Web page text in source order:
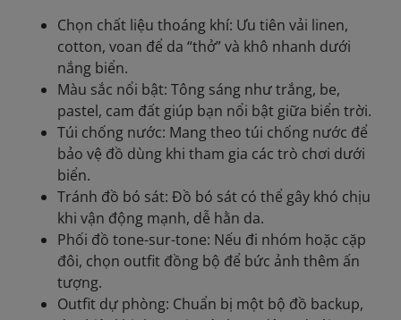
Chọn chất liệu thoáng khí: Ưu tiên vải linen,
cotton, voan để da “thở” và khô nhanh dưới
nắng biển.
Màu sắc nổi bật: Tông sáng như trắng, be,
pastel, cam đất giúp bạn nổi bật giữa biển trời.
Túi chống nước: Mang theo túi chống nước để
bảo vệ đồ dùng khi tham gia các trò chơi dưới
biển.
Tránh đồ bó sát: Đồ bó sát có thể gây khó chịu
khi vận động mạnh, dễ hằn da.
Phối đồ tone-sur-tone: Nếu đi nhóm hoặc cặp
đôi, chọn outfit đồng bộ để bức ảnh thêm ấn
tượng.
Outfit dự phòng: Chuẩn bị một bộ đồ backup,